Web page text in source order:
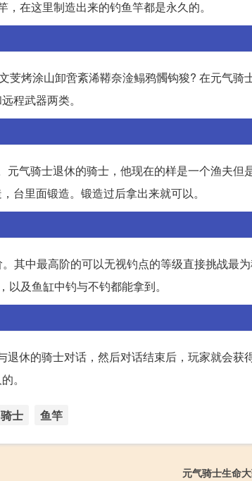
在这里制造出来的钓鱼竿都是永久的。
烤涂山卸啻紊浠鞯奈淦鳎鸦髑钩狻? 在元气骑
程武器两类。
气骑士退休的骑士，他现在的样是一个渔夫但
台里面锻造。锻造过后拿出来就可以。
其中最高阶的可以无视钓点的等级直接挑战最
及鱼缸中钓与不钓都能拿到。
休的骑士对话，然后对话结束后，玩家就会获
。
骑士 鱼竿
元气骑士生命